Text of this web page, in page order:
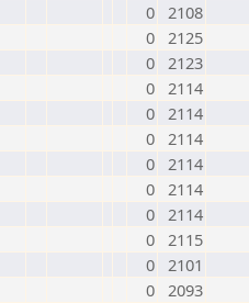
0 2108
0 2125
0 2123
0 2114
0 2114
0 2114
0 2114
0 2114
0 2114
0 2115
0 2101
0 2093